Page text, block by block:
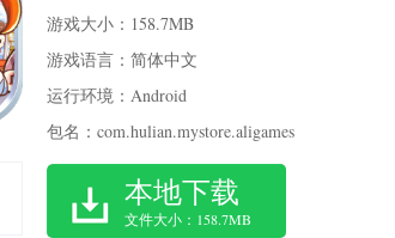
游戏大小：158.7MB
游戏语言：简体中文
运行环境：Android
包名：com.hulian.mystore.aligames
本地下载
文件大小：158.7MB